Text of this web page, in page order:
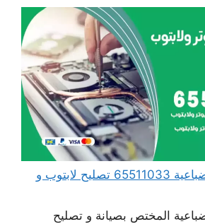
مهندس كمبيوتر الضباعية 65511033 تصليح لابتوب و
المختص بصيانة و تصليح